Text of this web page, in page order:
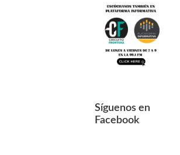
Síguenos en
Facebook